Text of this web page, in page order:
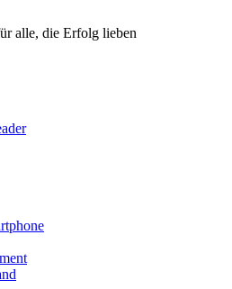
alle, die Erfolg lieben